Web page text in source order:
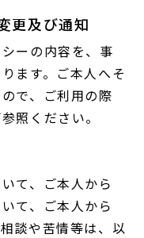
更及び通知
ーの内容を、事
ます。ご本人へそ
で、ご利用の際
照ください。
て、ご本人から
て、ご本人から
談や苦情等は、以